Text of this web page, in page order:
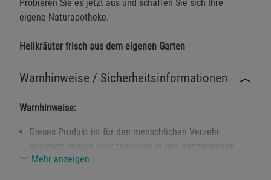
Probieren Sie es jetzt aus und schaffen Sie sich Ihre
eigene Naturapotheke.
Heilkräuter frisch aus dem eigenen Garten
Warnhinweise / Sicherheitsinformationen
Warnhinweise:
Dieses Produkt ist für den menschlichen Verzehr
Mengen und Zubereitungen zu verwenden.
Mehr anzeigen